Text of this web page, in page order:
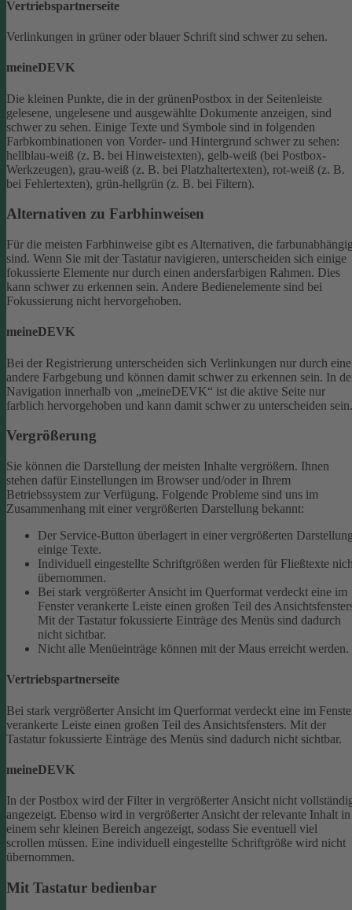
Vertriebspartnerseite
Verlinkungen in grüner oder blauer Schrift sind schwer zu sehen.
meineDEVK
Die kleinen Punkte, die in der grünenPostbox in der Seitenleiste
gelesene, ungelesene und ausgewählte Dokumente anzeigen, sind
schwer zu sehen. Einige Texte und Symbole sind in folgenden
Farbkombinationen von Vorder- und Hintergrund schwer zu sehen:
hellblau-weiß (z. B. bei Hinweistexten), gelb-weiß (bei Postbox-
Werkzeugen), grau-weiß (z. B. bei Platzhaltertexten), rot-weiß (z. B.
bei Fehlertexten), grün-hellgrün (z. B. bei Filtern).
Alternativen zu Farbhinweisen
Für die meisten Farbhinweise gibt es Alternativen, die
sind. Wenn Sie mit der Tastatur navigieren, unterscheiden sich einige
fokussierte Elemente nur durch einen andersfarbigen Rahmen. Dies
kann schwer zu erkennen sein. Andere Bedienelemente sind bei
Fokussierung nicht hervorgehoben.
meineDEVK
Bei der Registrierung unterscheiden sich Verlinkungen nur durch eine
andere Farbgebung und können damit schwer zu erkennen sein. In
Navigation innerhalb von „meineDEVK“ ist die aktive Seite nur
farblich hervorgehoben und kann damit schwer zu unterscheiden sein.
Vergrößerung
Sie können die Darstellung der meisten Inhalte vergrößern. Ihnen
stehen dafür Einstellungen im Browser und/oder in Ihrem
Betriebssystem zur Verfügung. Folgende Probleme sind uns im
Zusammenhang mit einer vergrößerten Darstellung bekannt:
Der Service-Button überlagert in einer vergrößerten
einige Texte.
Individuell eingestellte Schriftgrößen werden für Fließtexte
übernommen.
Bei stark vergrößerter Ansicht im Querformat verdeckt eine im
Fenster verankerte Leiste einen großen Teil des
Mit der Tastatur fokussierte Einträge des Menüs sind dadurch
nicht sichtbar.
Nicht alle Menüeinträge können mit der Maus erreicht werden.
Vertriebspartnerseite
Bei stark vergrößerter Ansicht im Querformat verdeckt eine im
verankerte Leiste einen großen Teil des Ansichtsfensters. Mit der
Tastatur fokussierte Einträge des Menüs sind dadurch nicht sichtbar.
meineDEVK
In der Postbox wird der Filter in vergrößerter Ansicht nicht
angezeigt. Ebenso wird in vergrößerter Ansicht der relevante Inhalt in
einem sehr kleinen Bereich angezeigt, sodass Sie eventuell viel
scrollen müssen. Eine individuell eingestellte Schriftgröße wird nicht
übernommen.
Mit Tastatur bedienbar